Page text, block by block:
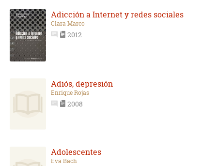
Adicción a Internet y redes sociales
Clara Marco
2012
Adiós, depresión
Enrique Rojas
2008
Adolescentes
Eva Bach